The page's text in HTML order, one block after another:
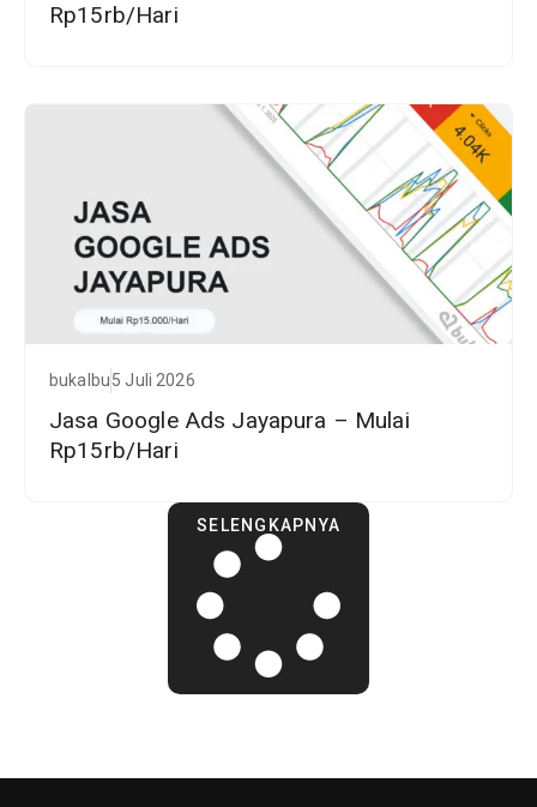
Rp15rb/Hari
bukalbu5 Juli 2026
Jasa Google Ads Jayapura – Mulai
Rp15rb/Hari
SELENGKAPNYA